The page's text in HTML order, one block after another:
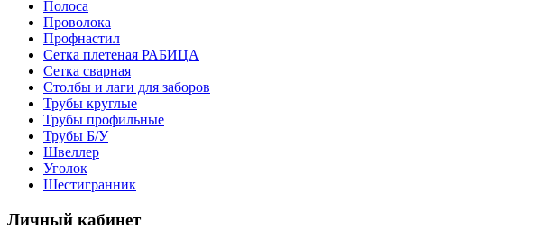
Полоса
Проволока
Профнастил
Сетка плетеная РАБИЦА
Сетка сварная
Столбы и лаги для заборов
Трубы круглые
Трубы профильные
Трубы Б/У
Швеллер
Уголок
Шестигранник
Личный кабинет